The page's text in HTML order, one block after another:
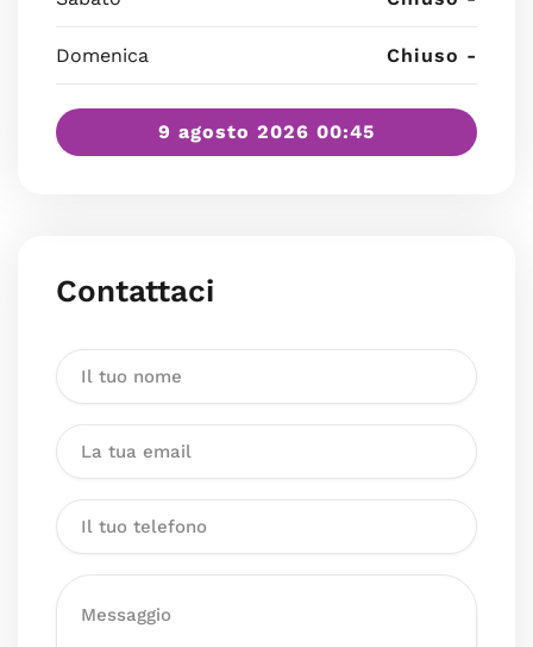
Domenica Chiuso -
9 agosto 2026 00:45
Contattaci